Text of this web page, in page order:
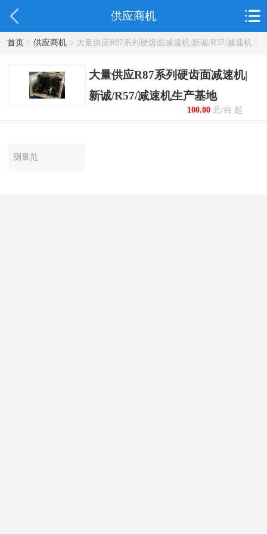
供应商机
首页> 供应商机> 大量供应R87系列硬齿面减速机|新诚/R57/减速机
生产基地
大量供应R87系列硬齿面减速机|
新诚/R57/减速机生产基地
100.00元/台 起
测量范